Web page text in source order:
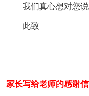
我们真心想对您说
此致
家长写给老师的感谢